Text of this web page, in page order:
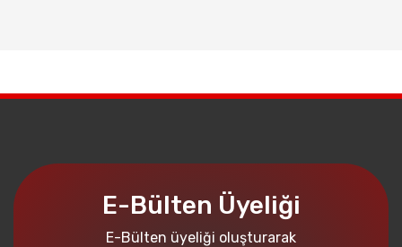
E-Bülten Üyeliği
E-Bülten üyeliği oluşturarak